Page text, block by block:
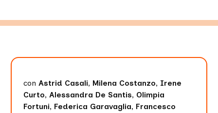
conAstrid Casali, Milena Costanzo, Irene
Curto, Alessandra De Santis, Olimpia
Fortuni, Federica Garavaglia, Francesco